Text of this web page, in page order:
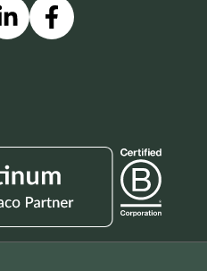
LinkedinFacebook